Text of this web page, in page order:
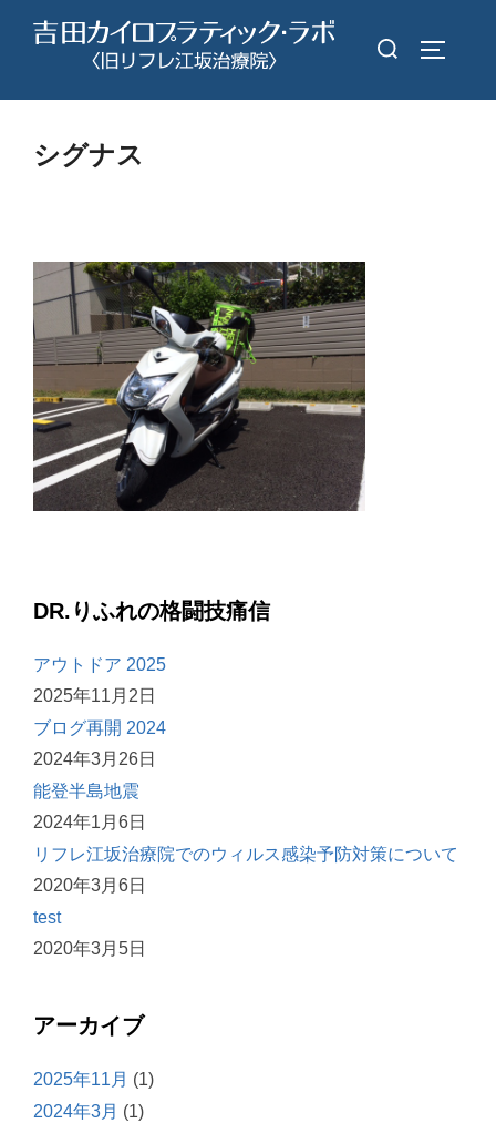
検
対
シグナス
DR.りふれの格闘技痛信
アウトドア 2025
2025年11月2日
ブログ再開 2024
2024年3月26日
能登半島地震
2024年1月6日
リフレ江坂治療院でのウィルス感染予防対策について
2020年3月6日
test
2020年3月5日
アーカイブ
2025年11月 (1)
2024年3月 (1)